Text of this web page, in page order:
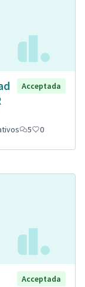
Acceptada
5 0
Acceptada